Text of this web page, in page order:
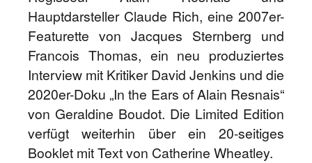
Hauptdarsteller Claude Rich, eine 2007er-
Featurette von Jacques Sternberg und
Francois Thomas, ein neu produziertes
Interview mit Kritiker David Jenkins und die
2020er-Doku „In the Ears of Alain Resnais“
von Geraldine Boudot. Die Limited Edition
verfügt weiterhin über ein 20-seitiges
Booklet mit Text von Catherine Wheatley.